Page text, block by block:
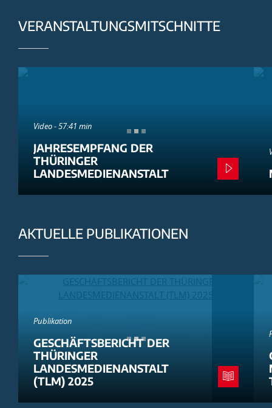
VERANSTALTUNGSMITSCHNITTE
Video - 57:41 min
JAHRESEMPFANG DER
THÜRINGER
LANDESMEDIENANSTALT
AKTUELLE PUBLIKATIONEN
Publikation
GESCHÄFTSBERICHT DER
THÜRINGER
LANDESMEDIENANSTALT
(TLM) 2025